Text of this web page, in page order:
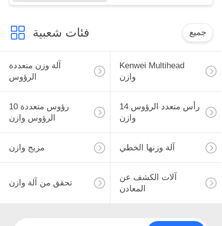
فئات شعبية جميع
آلة وزن متعددة
الرؤوس
Kenwei Multihead
وازن
10 رؤوس متعددة
الرؤوس وازن
14 رأس متعدد الرؤوس
وازن
مزيج وازن آلة وزنها الخطي
تحقق من آلة وازن
آلات الكشف عن
المعادن